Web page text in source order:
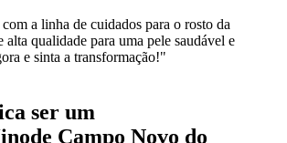
a linha de cuidados para o rosto da
qualidade para uma pele saudável e
e sinta a transformação!"
ser um
Campo Novo do